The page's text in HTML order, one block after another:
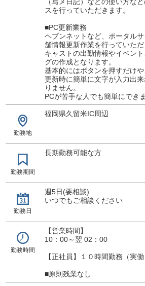
スを行っていただきます。
■PC更新業務
ヘブンネットなど、ポータル
舗情報更新作業を行っていただ
キャストの出勤情報やイベン
グの作成となります。
基本的にはボタンを押すだけ
更新時に簡単に文字が入力出
りません。
PCが苦手な人でも簡単にできま
勤務地
福岡県久留米IC周辺
勤務期間
長期勤務可能な方
勤務日
週5日(要相談)
いつでもご相談ください
勤務時間
【営業時間】
10：00～翌 02：00
【正社員】１０時間勤務（実働
■原則残業なし